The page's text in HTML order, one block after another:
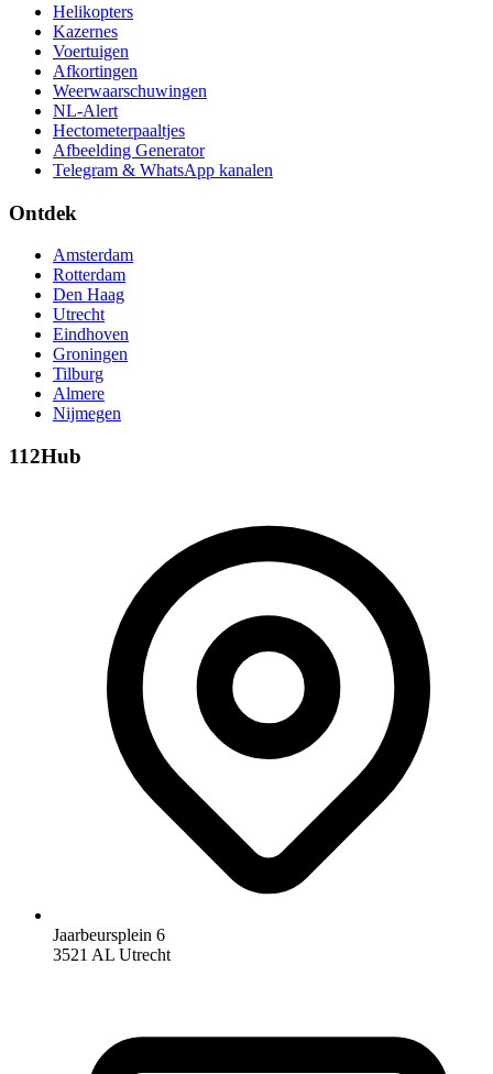
Helikopters
Kazernes
Voertuigen
Afkortingen
Weerwaarschuwingen
NL-Alert
Hectometerpaaltjes
Afbeelding Generator
Telegram & WhatsApp kanalen
Ontdek
Amsterdam
Rotterdam
Den Haag
Utrecht
Eindhoven
Groningen
Tilburg
Almere
Nijmegen
112Hub
Jaarbeursplein 6
3521 AL Utrecht